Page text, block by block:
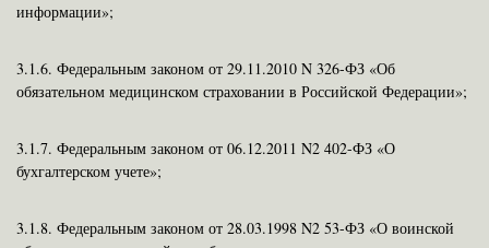
информации»;
3.1.6. Федеральным законом от 29.11.2010 N 326-ФЗ «Об
обязательном медицинском страховании в Российской Федерации»;
3.1.7. Федеральным законом от 06.12.2011 N2 402-ФЗ «О
бухгалтерском учете»;
3.1.8. Федеральным законом от 28.03.1998 N2 53-ФЗ «О воинской